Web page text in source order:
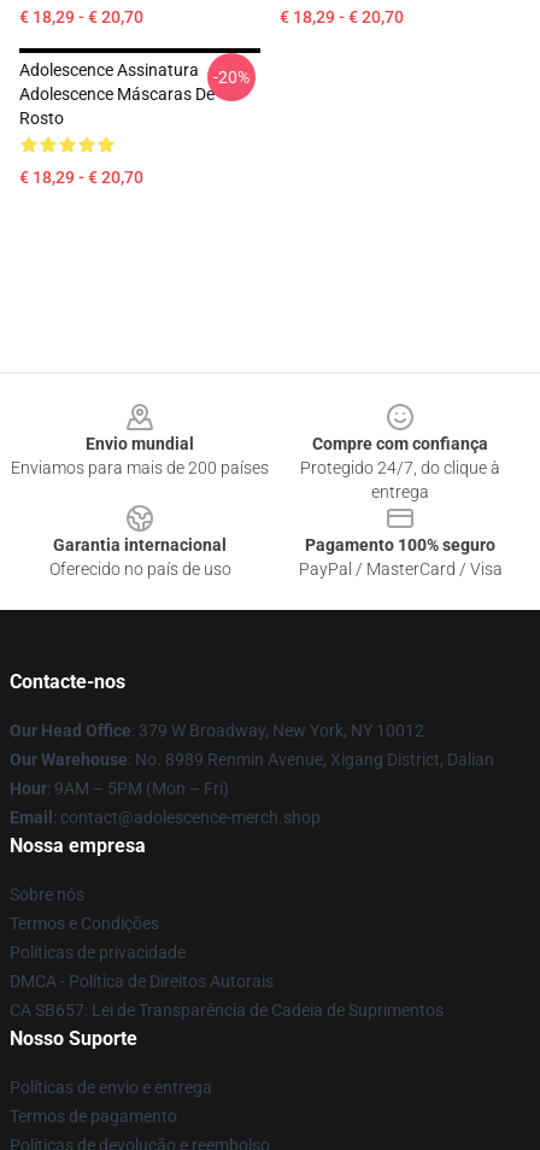
€ 18,29 - € 20,70 € 18,29 - € 20,70
Adolescence Assinatura
Adolescence Máscaras De
Rosto
€ 18,29 - € 20,70
-20%
Envio mundial
Enviamos para mais de 200 países
Compre com confiança
Protegido 24/7, do clique à
entrega
Garantia internacional
Oferecido no país de uso
Pagamento 100% seguro
PayPal / MasterCard / Visa
Contacte-nos
Our Head Office: 379 W Broadway, New York, NY 10012
Our Warehouse: No. 8989 Renmin Avenue, Xigang District, Dalian
Hour: 9AM – 5PM (Mon – Fri)
Email : contact@adolescence-merch.shop
Nossa empresa
Sobre nós
Termos e Condições
Políticas de privacidade
DMCA - Política de Direitos Autorais
CA SB657: Lei de Transparência de Cadeia de Suprimentos
Nosso Suporte
Políticas de envio e entrega
Termos de pagamento
Políticas de devolução e reembolso